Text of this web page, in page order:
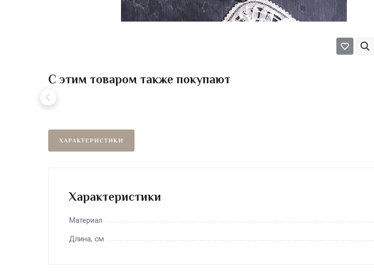
С этим товаром также покупают
ХАРАКТЕРИСТИКИ
Характеристики
Материал
Длина, см